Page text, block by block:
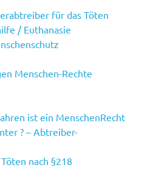
für das Töten
/ Euthanasie
Menschen-Rechte
ist ein MenschenRecht
? – Abtreiber-
nach §218